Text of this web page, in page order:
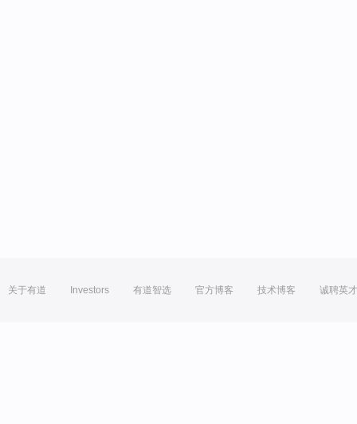
关于有道 Investors 有道智选 官方博客 技术博客 诚聘英才